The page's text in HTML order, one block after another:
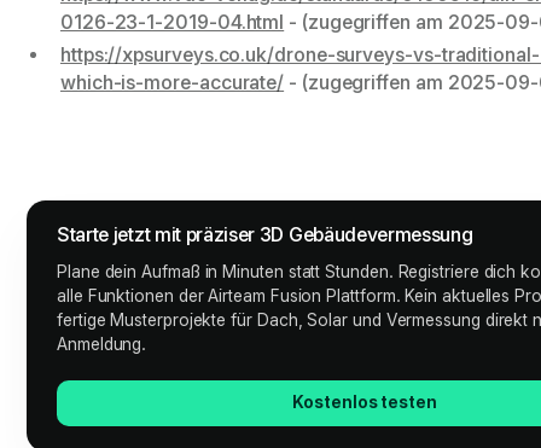
Starte jetzt mit präziser 3D Gebäudevermessung
Plane dein Aufmaß in Minuten statt Stunden. Registriere dich
alle Funktionen der Airteam Fusion Plattform. Kein aktuelles
fertige Musterprojekte für Dach, Solar und Vermessung direkt
Anmeldung.
Kostenlos testen
0126-23-1-2019-04.html - (zugegriffen am 2025-
https://xpsurveys.co.uk/drone-surveys-vs-
which-is-more-accurate/ - (zugegriffen am 2025-